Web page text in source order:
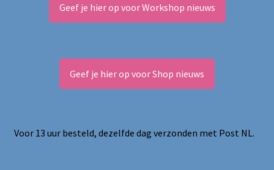
Geef je hier op voor Workshop nieuws
Geef je hier op voor Shop nieuws
Voor 13 uur besteld, dezelfde dag verzonden met Post NL.